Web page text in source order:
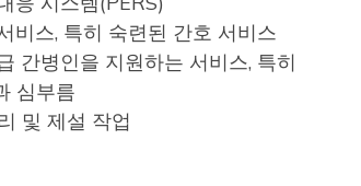
비스, 특히 숙련된 간호 서비스
간병인을 지원하는 서비스, 특히
심부름
및 제설 작업